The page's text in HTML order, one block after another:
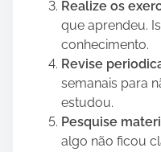
Realize os
que aprendeu.
conhecimento.
Revise
semanais para
estudou.
Pesquise
algo não ficou